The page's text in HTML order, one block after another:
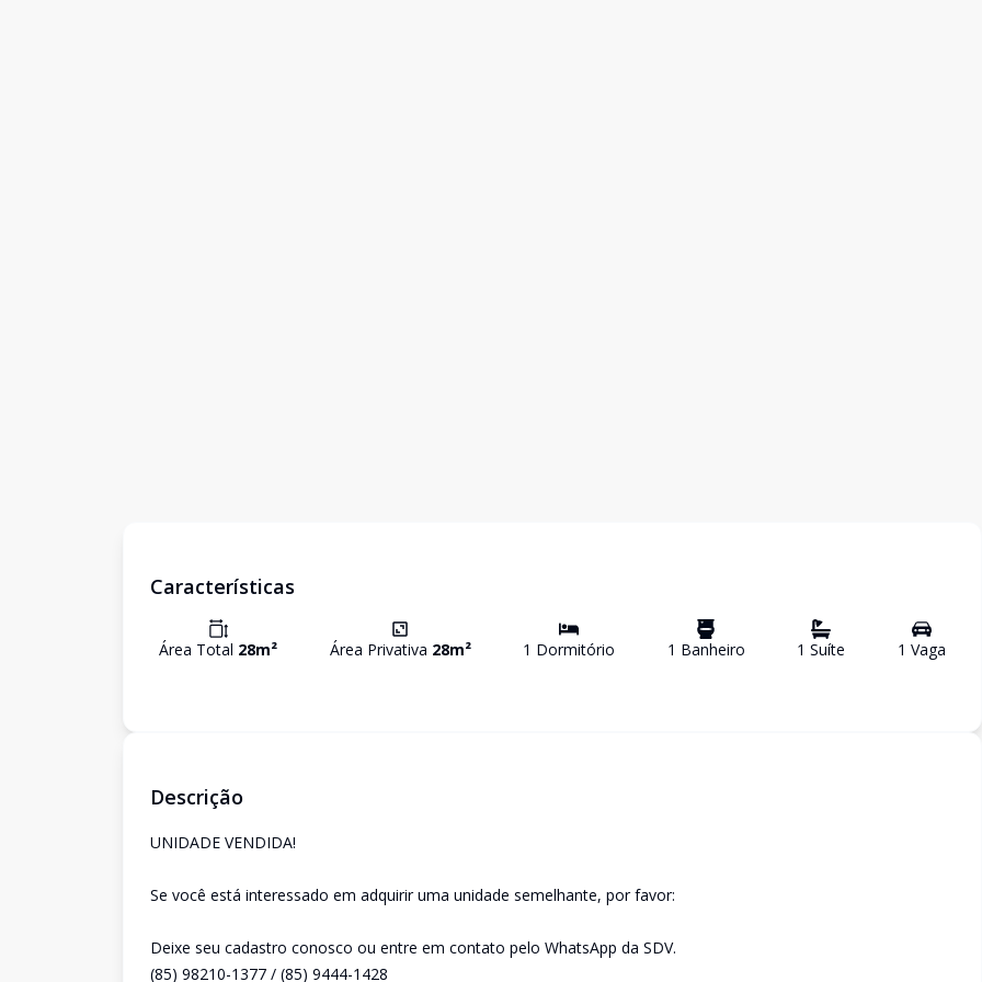
Características
Área Total 28m² Área Privativa 28m² 1 Dormitório 1 Banheiro 1 Suíte 1 Vaga
Descrição
UNIDADE VENDIDA!
Se você está interessado em adquirir uma unidade semelhante, por favor:
Deixe seu cadastro conosco ou entre em contato pelo WhatsApp da SDV.
(85) 98210-1377 / (85) 9444-1428